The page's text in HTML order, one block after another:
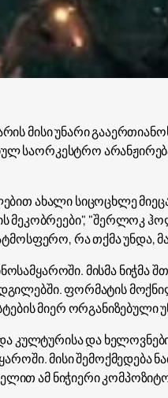
მისი უნარი
საორკესტრო
ახალი სიცოცხლე
მეკობრეები", "შერლოკ
რა თქმა უნდა,
მისმა ნიჭმა
ფორმატის
მიერ
კულტურისა და
მისი
ამ ნიჭიერი